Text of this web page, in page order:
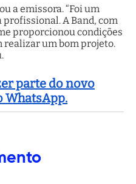
a emissora. “Foi um
A Band, com
proporcionou condições
um bom projeto.
parte do novo
WhatsApp.